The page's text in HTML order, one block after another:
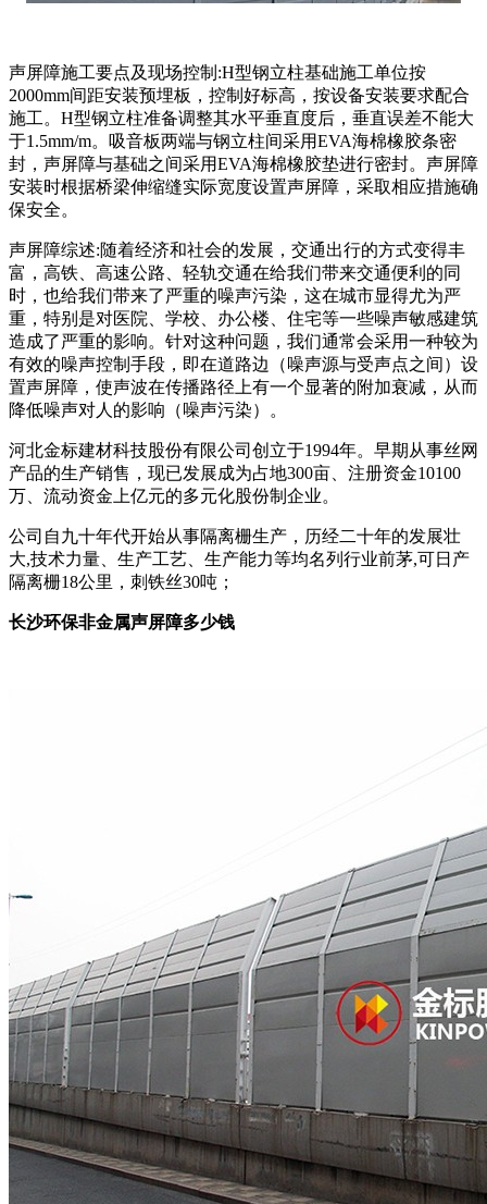
声屏障施工要点及现场控制:H型钢立柱基础施工单位按
2000mm间距安装预埋板，控制好标高，按设备安装要求配合
施工。H型钢立柱准备调整其水平垂直度后，垂直误差不能大
于1.5mm/m。吸音板两端与钢立柱间采用EVA海棉橡胶条密
封，声屏障与基础之间采用EVA海棉橡胶垫进行密封。声屏障
安装时根据桥梁伸缩缝实际宽度设置声屏障，采取相应措施确
保安全。
声屏障综述:随着经济和社会的发展，交通出行的方式变得丰
富，高铁、高速公路、轻轨交通在给我们带来交通便利的同
时，也给我们带来了严重的噪声污染，这在城市显得尤为严
重，特别是对医院、学校、办公楼、住宅等一些噪声敏感建筑
造成了严重的影响。针对这种问题，我们通常会采用一种较为
有效的噪声控制手段，即在道路边（噪声源与受声点之间）设
置声屏障，使声波在传播路径上有一个显著的附加衰减，从而
降低噪声对人的影响（噪声污染）。
河北金标建材科技股份有限公司创立于1994年。早期从事丝网
产品的生产销售，现已发展成为占地300亩、注册资金10100
万、流动资金上亿元的多元化股份制企业。
公司自九十年代开始从事隔离栅生产，历经二十年的发展壮
大,技术力量、生产工艺、生产能力等均名列行业前茅,可日产
隔离栅18公里，刺铁丝30吨；
长沙环保非金属声屏障多少钱